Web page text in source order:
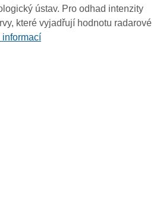
ústav. Pro odhad intenzity
které vyjadřují hodnotu radarové
informací